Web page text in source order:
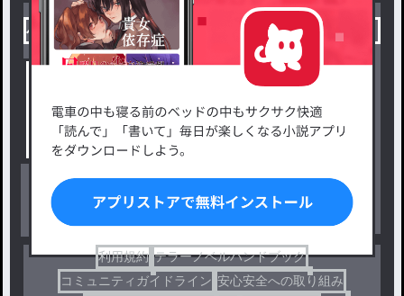
小説を探す
小説コンテスト応募・公募
出版・メディアミックス作品
ジャンルから探す
恋愛・ロマンス
ファンタジー・異世界・SF
ドラマ
利用規約 テラーノベルハンドブック
コミュニティガイドライン 安心安全への取り組み